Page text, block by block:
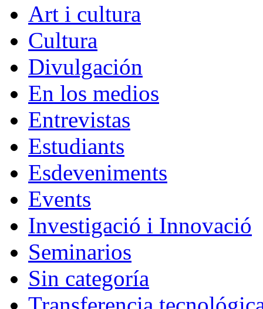
Art i cultura
Cultura
Divulgación
En los medios
Entrevistas
Estudiants
Esdeveniments
Events
Investigació i Innovació
Seminarios
Sin categoría